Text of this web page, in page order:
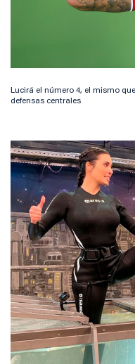
Lucirá el número 4, el mismo
defensas centrales